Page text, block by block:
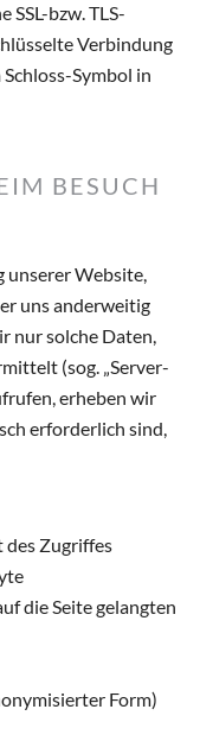
bzw. TLS-
Verbindung
Symbol in
BESUCH
unserer Website,
uns anderweitig
nur solche Daten,
(sog. „Server-
erheben wir
erforderlich sind,
Zugriffes
die Seite gelangten
Form)